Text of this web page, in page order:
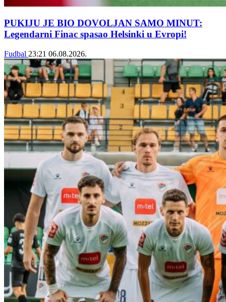
PUKIJU JE BIO DOVOLJAN SAMO MINUT:
Legendarni Finac spasao Helsinki u Evropi!
Fudbal 23:21 06.08.2026.